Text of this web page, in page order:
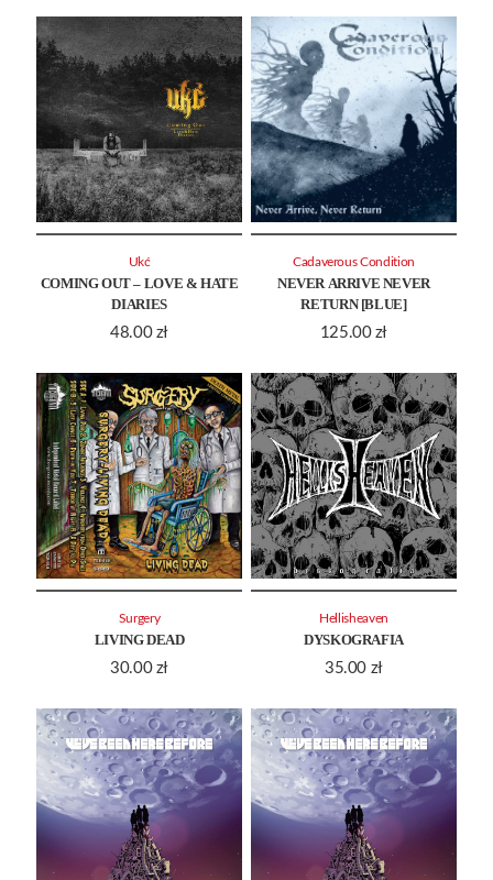
COMING OUT – LOVE & HATE
DIARIES
48.00 zł
Ukć
NEVER ARRIVE NEVER
RETURN [BLUE]
125.00 zł
Cadaverous Condition
LIVING DEAD
30.00 zł
Surgery
DYSKOGRAFIA
35.00 zł
Hellisheaven